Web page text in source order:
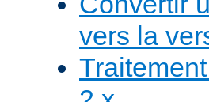
vers la